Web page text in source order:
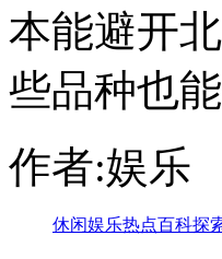
本能避开
些品种也
作者:娱乐
休闲娱乐热点百科探